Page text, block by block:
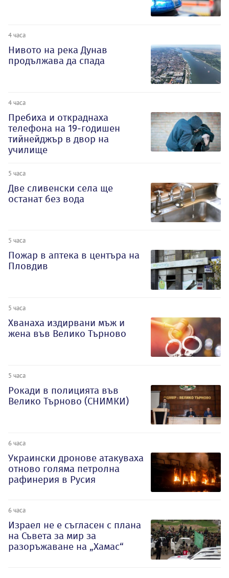
4 часа
Нивото на река Дунав
продължава да спада
4 часа
Пребиха и откраднаха
телефона на 19-годишен
тийнейджър в двор на
училище
5 часа
Две сливенски села ще
останат без вода
5 часа
Пожар в аптека в центъра на
Пловдив
5 часа
Хванаха издирвани мъж и
жена във Велико Търново
5 часа
Рокади в полицията във
Велико Търново (СНИМКИ)
6 часа
Украински дронове атакуваха
отново голяма петролна
рафинерия в Русия
6 часа
Израел не е съгласен с плана
на Съвета за мир за
разоръжаване на „Хамас“